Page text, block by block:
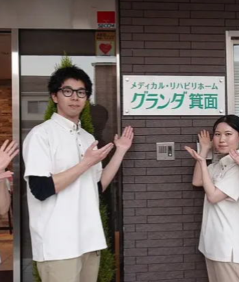
資格取得サポート制度
社員主役のプロジェクト